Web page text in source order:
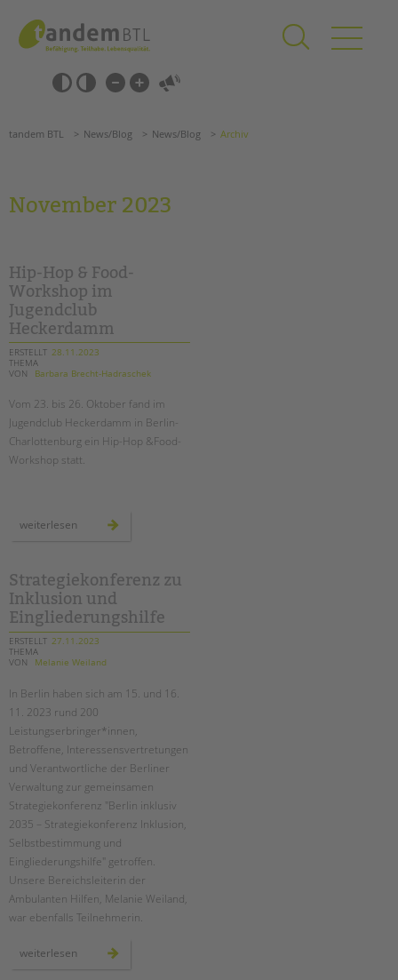
springen
Barrierefrei-
Einstellungen
überspringen
überspringen
Förderzentren
Kollegs
EFöB
Schulbezogene Sozialarbeit
Tagesgruppen
EINGLIEDERUNGSHILFE
BETREUTES WOHNEN
Seminarräume
STADTTEILARBEIT
PROFIL | LEITBILD
Bereiche im Überblick
Kinder- und Jugendschutz
Unsere Videos
Gesellschafter VdK
tandem international
KARRIERE
Stellenangebote
tandem als Arbeitgeberin
NEWS/BLOG
unkuerzbar
Suchen
tandem BTL News/Blog News/Blog Archiv
November 2023
Hip-Hop & Food-
Workshop im
Jugendclub
Heckerdamm
ERSTELLT 28.11.2023
THEMA
VON
Barbara Brecht-Hadraschek
Vom 23. bis 26. Oktober fand im
Jugendclub Heckerdamm in Berlin-
Charlottenburg ein Hip-Hop &Food-
Workshop statt.
weiterlesen
im
jugendclub
heckerdamm
Strategiekonferenz zu
Inklusion und
Eingliederungshilfe
ERSTELLT 27.11.2023
THEMA
VON
Melanie Weiland
In Berlin haben sich am 15. und 16.
11. 2023 rund 200
Leistungserbringer*innen,
Betroffene, Interessensvertretungen
und Verantwortliche der Berliner
Verwaltung zur gemeinsamen
Strategiekonferenz "Berlin inklusiv
2035 – Strategiekonferenz Inklusion,
Selbstbestimmung und
Eingliederungshilfe" getroffen.
Unsere Bereichsleiterin der
Ambulanten Hilfen, Melanie Weiland,
war ebenfalls Teilnehmerin.
weiterlesen strategiekonferenz